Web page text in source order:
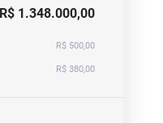
R$ 1.348.000,00
R$ 500,00
R$ 380,00